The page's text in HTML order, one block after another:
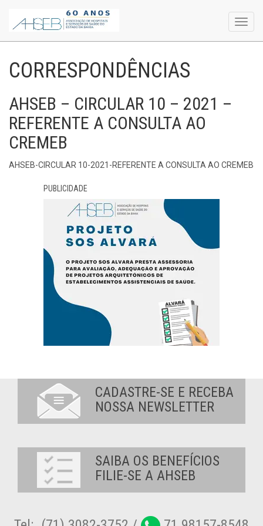
CORRESPONDÊNCIAS
AHSEB – CIRCULAR 10 – 2021 –
REFERENTE A CONSULTA AO
CREMEB
AHSEB-CIRCULAR 10-2021-REFERENTE A CONSULTA AO CREMEB
PUBLICIDADE
CADASTRE-SE E RECEBA
NOSSA NEWSLETTER
SAIBA OS BENEFÍCIOS
FILIE-SE A AHSEB